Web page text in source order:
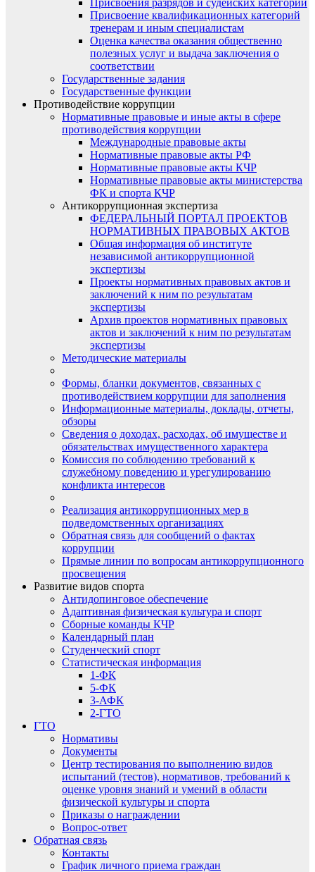
Присвоения разрядов и судейских категорий
Присвоение квалификационных категорий
тренерам и иным специалистам
Оценка качества оказания общественно
полезных услуг и выдача заключения о
соответствии
Государственные задания
Государственные функции
Противодействие коррупции
Нормативные правовые и иные акты в сфере
противодействия коррупции
Международные правовые акты
Нормативные правовые акты РФ
Нормативные правовые акты КЧР
Нормативные правовые акты министерства
ФК и спорта КЧР
Антикоррупционная экспертиза
ФЕДЕРАЛЬНЫЙ ПОРТАЛ ПРОЕКТОВ
НОРМАТИВНЫХ ПРАВОВЫХ АКТОВ
Общая информация об институте
независимой антикоррупционной
экспертизы
Проекты нормативных правовых актов и
заключений к ним по результатам
экспертизы
Архив проектов нормативных правовых
актов и заключений к ним по результатам
экспертизы
Методические материалы
Формы, бланки документов, связанных с
противодействием коррупции для заполнения
Информационные материалы, доклады, отчеты,
обзоры
Сведения о доходах, расходах, об имуществе и
обязательствах имущественного характера
Комиссия по соблюдению требований к
служебному поведению и урегулированию
конфликта интересов
Реализация антикоррупционных мер в
подведомственных организациях
Обратная связь для сообщений о фактах
коррупции
Прямые линии по вопросам антикоррупционного
просвещения
Развитие видов спорта
Антидопинговое обеспечение
Адаптивная физическая культура и спорт
Сборные команды КЧР
Календарный план
Студенческий спорт
Статистическая информация
1-ФК
5-ФК
3-АФК
2-ГТО
ГТО
Нормативы
Документы
Центр тестирования по выполнению видов
испытаний (тестов), нормативов, требований к
оценке уровня знаний и умений в области
физической культуры и спорта
Приказы о награждении
Вопрос-ответ
Обратная связь
Контакты
График личного приема граждан